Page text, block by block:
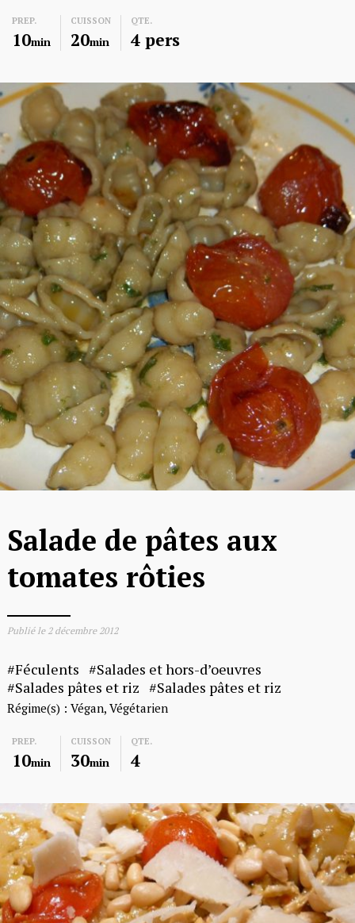
PREP.
10min
CUISSON
20min
QTE.
4 pers
Salade de pâtes aux
tomates rôties
Publié le 2 décembre 2012
Féculents
Salades et hors-d’oeuvres
Salades pâtes et riz
Salades pâtes et riz
Régime(s) : Végan Végétarien
PREP.
10min
CUISSON
30min
QTE.
4